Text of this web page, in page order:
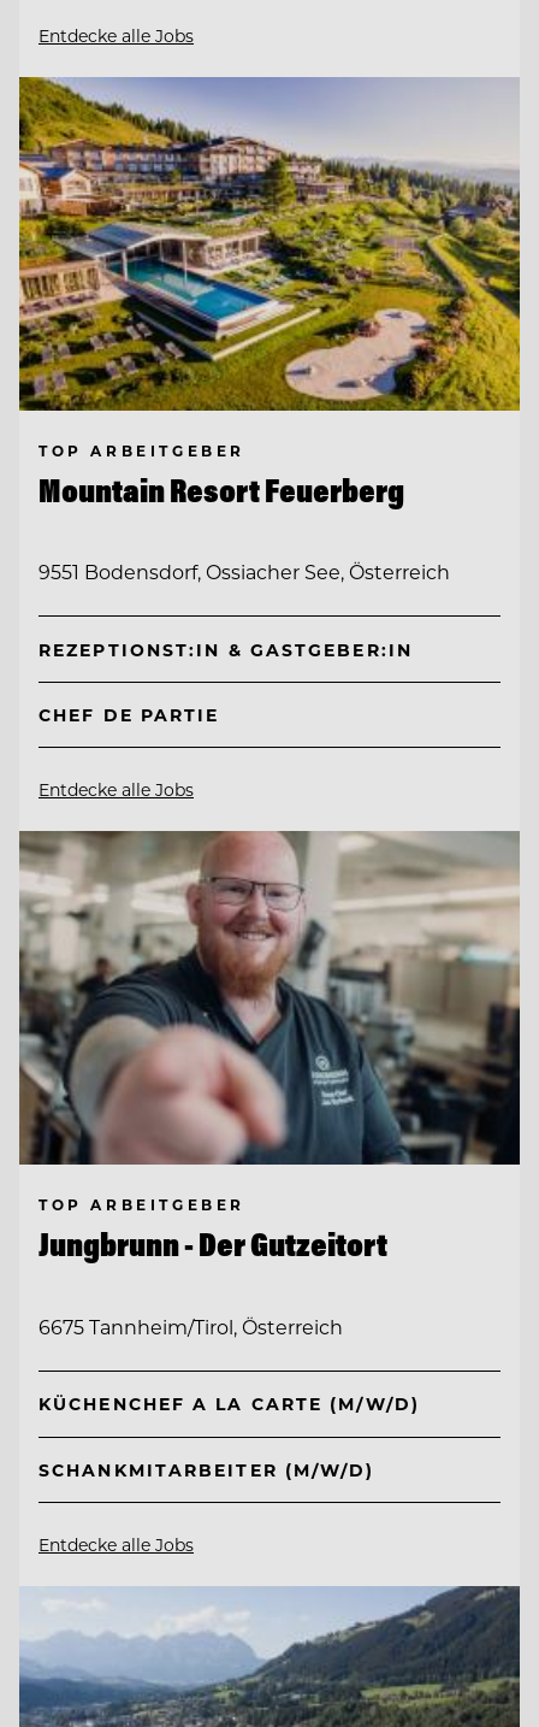
Entdecke alle Jobs
TOP ARBEITGEBER
Mountain Resort Feuerberg
9551 Bodensdorf, Ossiacher See, Österreich
REZEPTIONST:IN & GASTGEBER:IN
CHEF DE PARTIE
Entdecke alle Jobs
TOP ARBEITGEBER
Jungbrunn - Der Gutzeitort
6675 Tannheim/Tirol, Österreich
KÜCHENCHEF A LA CARTE (M/W/D)
SCHANKMITARBEITER (M/W/D)
Entdecke alle Jobs